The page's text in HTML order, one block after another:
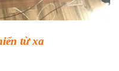
từ xa